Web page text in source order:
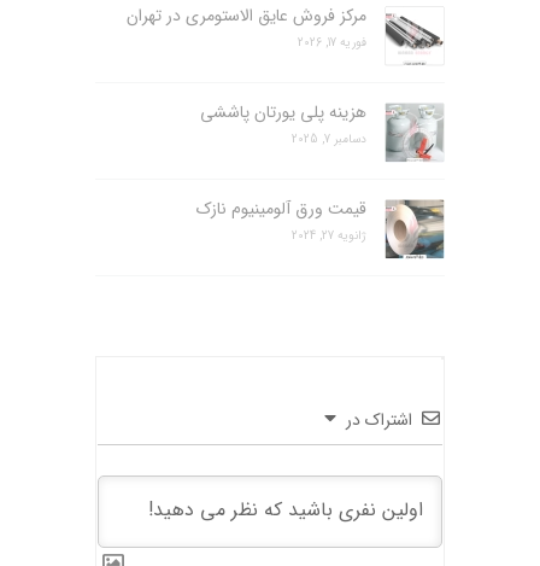
مرکز فروش عایق الاستومری در تهران
فوریه 17, 2026
هزینه پلی یورتان پاششی
دسامبر 7, 2025
قیمت ورق آلومینیوم نازک
ژانویه 27, 2024
اشتراک در